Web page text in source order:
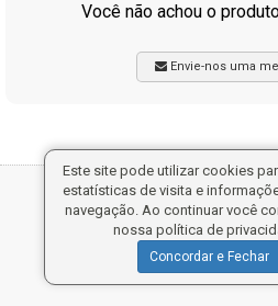
Você não achou o
Envie-nos uma
Tecnologia:
Este site pode utilizar cookies
estatísticas de visita e
navegação. Ao continuar você
nossa política de
Concordar e Fechar